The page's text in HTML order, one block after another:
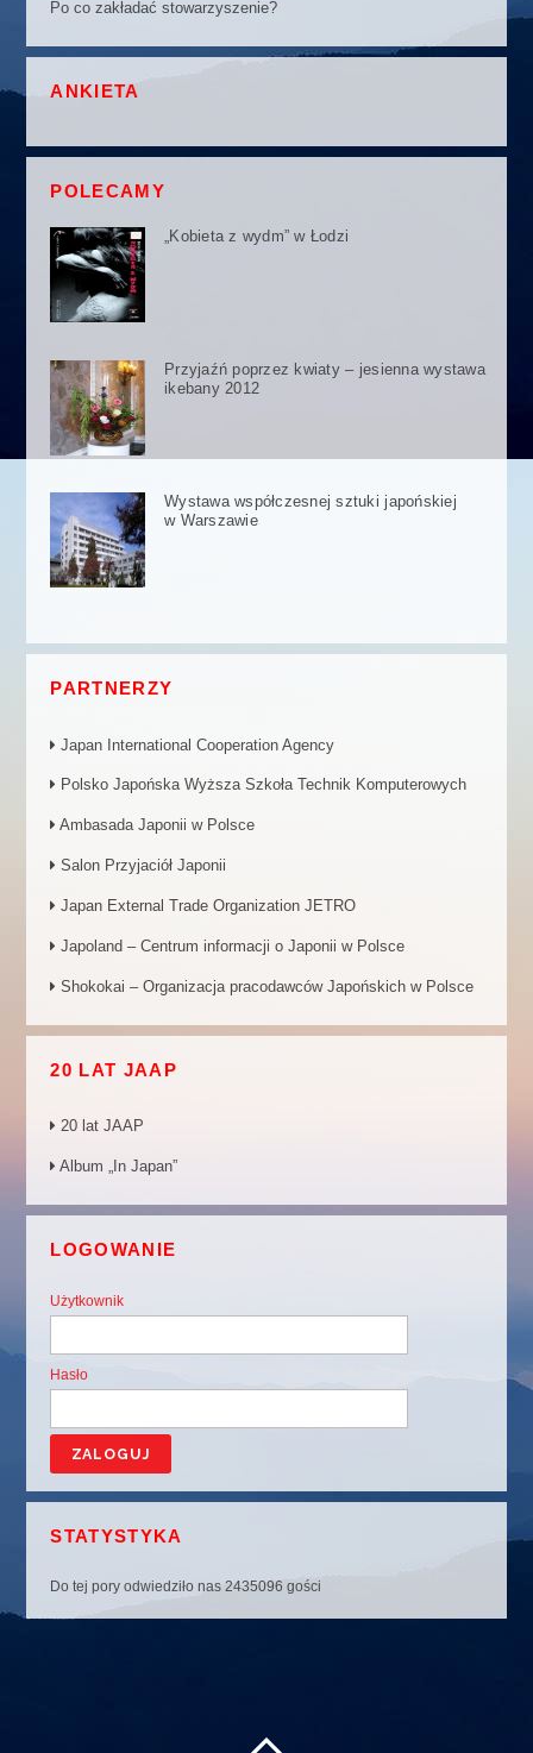
Po co zakładać stowarzyszenie?
ANKIETA
POLECAMY
„Kobieta z wydm” w Łodzi
Przyjaźń poprzez kwiaty – jesienna wystawa
ikebany 2012
Wystawa współczesnej sztuki japońskiej
w Warszawie
PARTNERZY
Japan International Cooperation Agency
Polsko Japońska Wyższa Szkoła Technik Komputerowych
Ambasada Japonii w Polsce
Salon Przyjaciół Japonii
Japan External Trade Organization JETRO
Japoland – Centrum informacji o Japonii w Polsce
Shokokai – Organizacja pracodawców Japońskich w Polsce
20 LAT JAAP
20 lat JAAP
Album „In Japan”
LOGOWANIE
Użytkownik
Hasło
STATYSTYKA
Do tej pory odwiedziło nas 2435096 gości